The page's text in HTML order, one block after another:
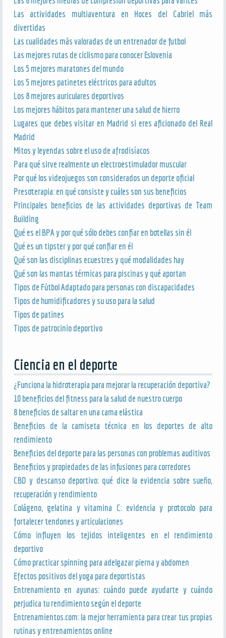
Las actividades multiaventura en Hoces del Cabriel más
divertidas
Las cualidades más valoradas de un entrenador de futbol
Las mejores rutas de ciclismo para conocer Eslovenia
Los 5 mejores maratones del mundo
Los 5 mejores patinetes eléctricos para adultos
Los 8 mejores auriculares deportivos
Los mejores hábitos para mantener una salud de hierro
Lugares que debes visitar en Madrid si eres aficionado del Real
Madrid
Mitos y leyendas sobre el uso de afrodisíacos
Para qué sirve realmente un electroestimulador muscular
Por qué los videojuegos son considerados un deporte oficial
Presoterapia: en qué consiste y cuáles son sus beneficios
Principales beneficios de las actividades deportivas de Team
Building
Qué es el BPA y por qué sólo debes confiar en botellas sin él
Qué es un tipster y por qué confiar en él
Qué son las disciplinas ecuestres y qué modalidades hay
Qué son las mantas térmicas para piscinas y qué aportan
Tipos de Fútbol Adaptado para personas con discapacidades
Tipos de humidificadores y su uso para la salud
Tipos de patines
Tipos de patrocinio deportivo
Ciencia en el deporte
¿Funciona la hidroterapia para mejorar la recuperación deportiva?
10 beneficios del fitness para la salud de nuestro cuerpo
8 beneficios de saltar en una cama elástica
Beneficios de la camiseta técnica en los deportes de alto
rendimiento
Beneficios del deporte para las personas con problemas auditivos
Beneficios y propiedades de las infusiones para corredores
CBD y descanso deportivo: qué dice la evidencia sobre sueño,
recuperación y rendimiento
Colágeno, gelatina y vitamina C: evidencia y protocolo para
fortalecer tendones y articulaciones
Cómo influyen los tejidos inteligentes en el rendimiento
deportivo
Cómo practicar spinning para adelgazar pierna y abdomen
Efectos positivos del yoga para deportistas
Entrenamiento en ayunas: cuándo puede ayudarte y cuándo
perjudica tu rendimiento según el deporte
Entrenamientos.com: la mejor herramienta para crear tus propias
rutinas y entrenamientos online